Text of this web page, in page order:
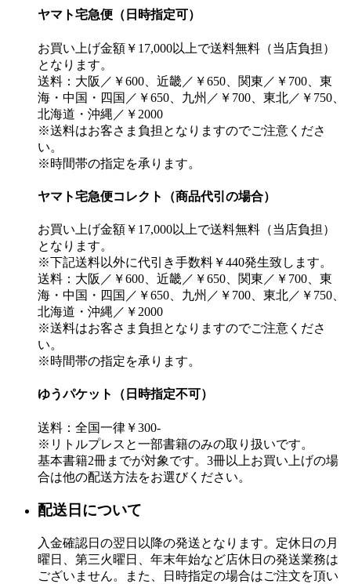
ヤマト宅急便（日時指定可）
お買い上げ金額￥17,000以上で送料無料（当店負担）
となります。
送料：大阪／￥600、近畿／￥650、関東／￥700、東
海・中国・四国／￥650、九州／￥700、東北／￥750、
北海道・沖縄／￥2000
※送料はお客さま負担となりますのでご注意くださ
い。
※時間帯の指定を承ります。
ヤマト宅急便コレクト（商品代引の場合）
お買い上げ金額￥17,000以上で送料無料（当店負担）
となります。
※下記送料以外に代引き手数料￥440発生致します。
送料：大阪／￥600、近畿／￥650、関東／￥700、東
海・中国・四国／￥650、九州／￥700、東北／￥750、
北海道・沖縄／￥2000
※送料はお客さま負担となりますのでご注意くださ
い。
※時間帯の指定を承ります。
ゆうパケット（日時指定不可）
送料：全国一律￥300-
※リトルプレスと一部書籍のみの取り扱いです。
基本書籍2冊までが対象です。3冊以上お買い上げの場
合は他の配送方法をお選びください。
配送日について
入金確認日の翌日以降の発送となります。定休日の月
曜日、第三火曜日、年末年始など店休日の発送業務は
ございません。また、日時指定の場合はご注文を頂い